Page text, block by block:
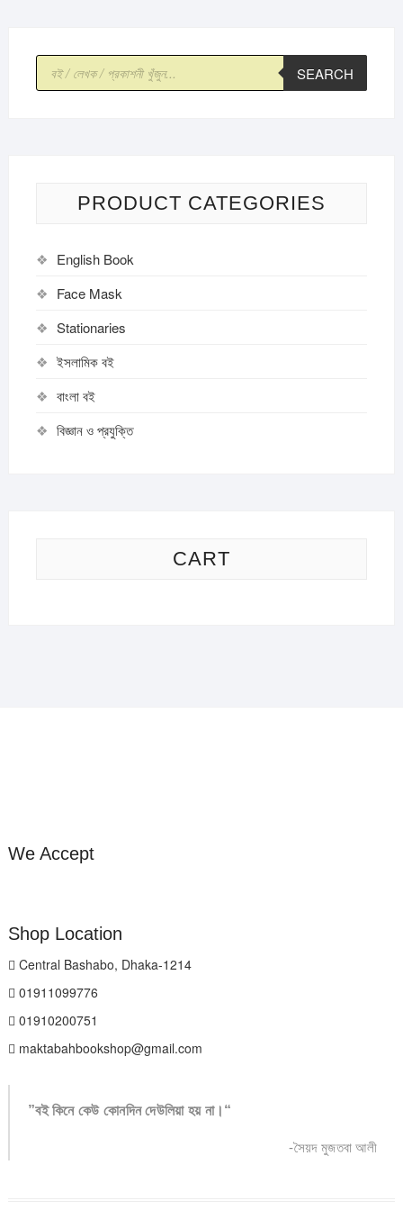
Products
search SEARCH
PRODUCT CATEGORIES
English Book
Face Mask
Stationaries
ইসলামিক বই
বাংলা বই
বিজ্ঞান ও প্রযুক্তি
CART
We Accept
Shop Location
Central Bashabo, Dhaka-1214
01911099776
01910200751
maktabahbookshop@gmail.com
”বই কিনে কেউ কোনদিন দেউলিয়া হয় না।“
-সৈয়দ মুজতবা আলী